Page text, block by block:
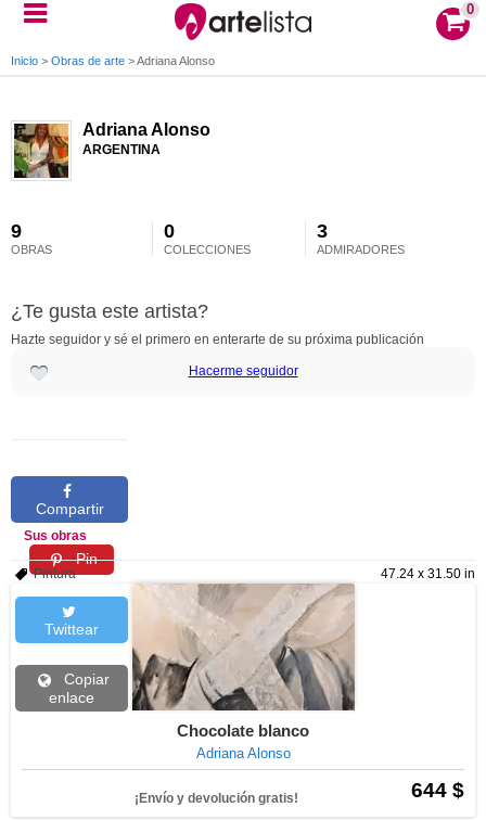
0
Inicio > Obras de arte >Adriana Alonso
Adriana Alonso
ARGENTINA
9
OBRAS
0
COLECCIONES
3
ADMIRADORES
¿Te gusta este artista?
Hazte seguidor y sé el primero en enterarte de su próxima publicación
Hacerme seguidor
Compartir
Pin
Twittear
Copiar
enlace
Sus obras
47.24 x 31.50 in
Pintura
Chocolate blanco
Adriana Alonso
644 $
¡Envío y devolución gratis!